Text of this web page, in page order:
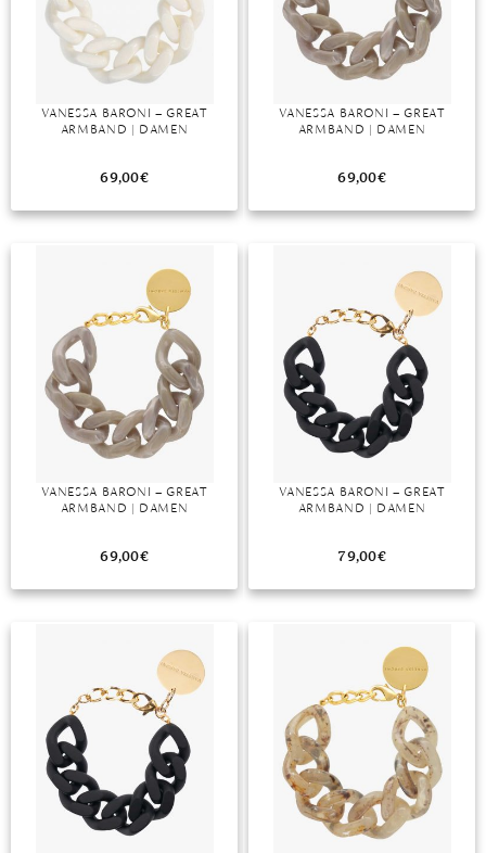
DIOPSID
GRANAT
JADE
KYANIT
LABRADORIT
LAPISLAZULI
QUARZ
ROSENQUARZ
UNGLAUBLICH
WINTER
DINNER
ROTER TEPPICH
TREND DES MONATS
VANESSA BARONI – GREAT
ARMBAND | DAMEN
69,00€
VANESSA BARONI – GREAT
ARMBAND | DAMEN
69,00€
VANESSA BARONI – GREAT
ARMBAND | DAMEN
69,00€
VANESSA BARONI – GREAT
ARMBAND | DAMEN
79,00€